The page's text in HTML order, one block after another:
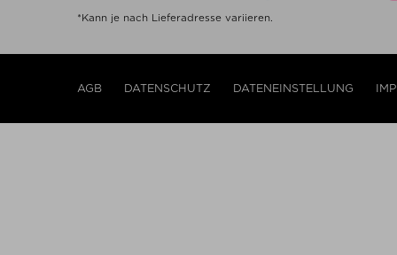
*Kann je nach Lieferadresse variieren.
AGB DATENSCHUTZ DATENEINSTELLUNG